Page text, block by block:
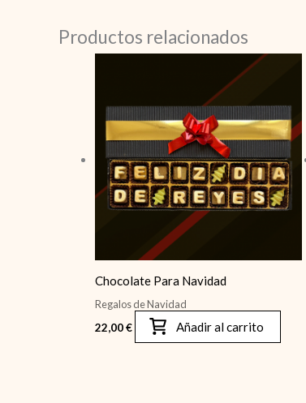
Productos relacionados
Chocolate Para Navidad
Regalos de Navidad
22,00€ Añadir al carrito